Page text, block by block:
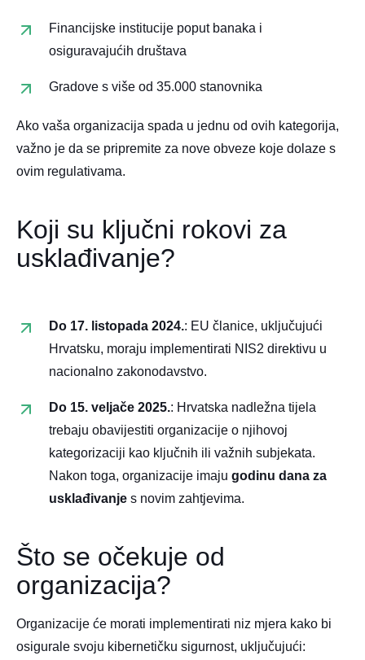
Financijske institucije poput banaka i
osiguravajućih društava
Gradove s više od 35.000 stanovnika
Ako vaša organizacija spada u jednu od ovih kategorija,
važno je da se pripremite za nove obveze koje dolaze s
ovim regulativama.
Koji su ključni rokovi za
usklađivanje?
Do 17. listopada 2024.: EU članice, uključujući
Hrvatsku, moraju implementirati NIS2 direktivu u
nacionalno zakonodavstvo.
Do 15. veljače 2025.: Hrvatska nadležna tijela
trebaju obavijestiti organizacije o njihovoj
kategorizaciji kao ključnih ili važnih subjekata.
Nakon toga, organizacije imaju godinu dana za
usklađivanje s novim zahtjevima.​
Što se očekuje od
organizacija?
Organizacije će morati implementirati niz mjera kako bi
osigurale svoju kibernetičku sigurnost, uključujući:​